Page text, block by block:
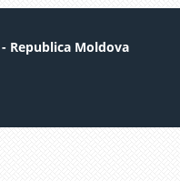
Republica Moldova